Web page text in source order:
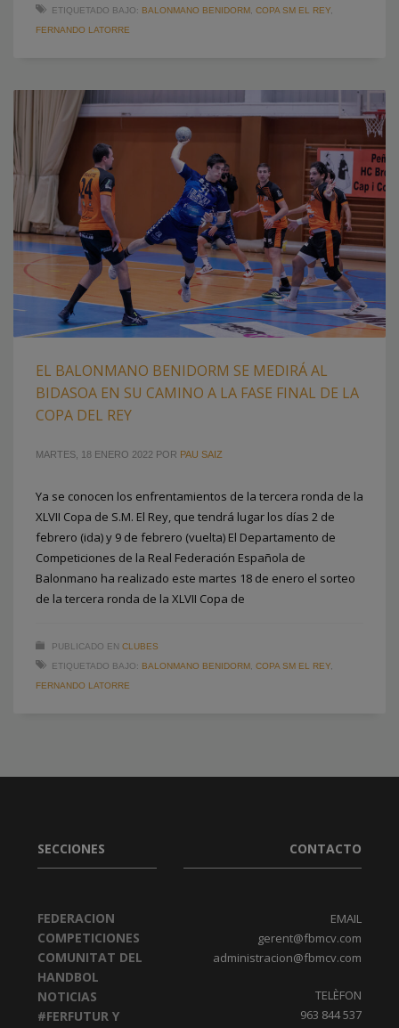
ETIQUETADO BAJO: BALONMANO BENIDORM COPA SM EL REY
FERNANDO LATORRE
EL BALONMANO BENIDORM SE MEDIRÁ AL
BIDASOA EN SU CAMINO A LA FASE FINAL DE LA
COPA DEL REY
MARTES, 18 ENERO 2022 POR PAU SAIZ
Ya se conocen los enfrentamientos de la tercera ronda de la
XLVII Copa de S.M. El Rey, que tendrá lugar los días 2 de
febrero (ida) y 9 de febrero (vuelta) El Departamento de
Competiciones de la Real Federación Española de
Balonmano ha realizado este martes 18 de enero el sorteo
de la tercera ronda de la XLVII Copa de
PUBLICADO EN CLUBES
ETIQUETADO BAJO: BALONMANO BENIDORM COPA SM EL REY
FERNANDO LATORRE
SECCIONES
FEDERACION
COMPETICIONES
COMUNITAT DEL
HANDBOL
NOTICIAS
#FERFUTUR Y
CONTACTO
EMAIL
gerent@fbmcv.com
administracion@fbmcv.com
TELÈFON
963 844 537